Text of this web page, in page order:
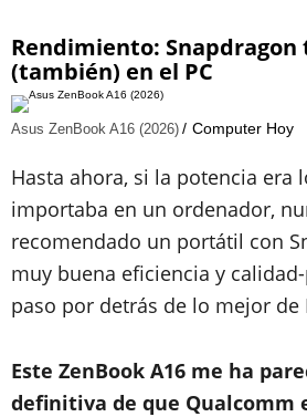
Rendimiento: Snapdragon
(también) en el PC
Asus ZenBook A16 (2026) Computer Hoy
Hasta ahora, si la potencia era
importaba en un ordenador,
recomendado un portátil con
muy buena eficiencia y
paso por detrás de lo mejor de
Este ZenBook A16 me ha
definitiva de que Qualcomm